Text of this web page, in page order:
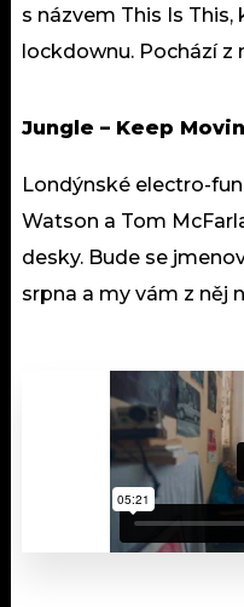
s názvem This Is
lockdownu. Pochází z
Jungle – Keep
Londýnské electro-
Watson a Tom
desky. Bude se
srpna a my vám z něj